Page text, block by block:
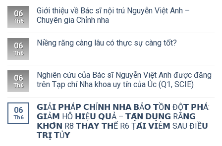
06
Th6
Giới thiệu về Bác sĩ nội trú Nguyễn Việt Anh –
Chuyên gia Chỉnh nha
06
Th6
Niềng răng càng lâu có thực sự càng tốt?
06
Th6
Nghiên cứu của Bác sĩ Nguyễn Việt Anh được đăng
trên Tạp chí Nha khoa uy tín của Úc (Q1, SCIE)
06
Th6
𝗚𝗜Ả𝗜 𝗣𝗛Á𝗣 𝗖𝗛Ỉ𝗡𝗛 𝗡𝗛𝗔 𝗕Ả𝗢 𝗧Ồ𝗡 ĐỘ̣𝗧 𝗣𝗛Á:
𝗚𝗜Ả𝗠 HÔ 𝗛𝗜Ệ𝗨 𝗤𝗨Ả – 𝗧𝗔̣̂𝗡 𝗗𝗨̣𝗡𝗚 RĂ𝗡𝗚
𝗞𝗛𝗢̂𝗡 R8 𝗧𝗛𝗔𝗬 𝗧𝗛Ế R6 Ṭ𝗔́𝗜 𝗩𝗜Ê𝗠 SAU ĐIỀ𝗨
𝗧𝗥𝗜̣ 𝗧Ủ𝗬